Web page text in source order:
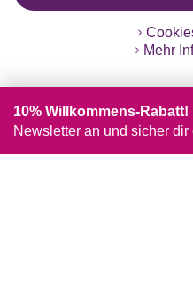
Mehr
10% Willkommens-Rabatt!
Newsletter an und sicher